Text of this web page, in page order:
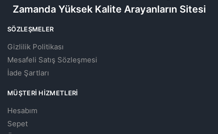
Zamanda Yüksek Kalite Arayanların Sitesi
SÖZLEŞMELER
Gizlilik Politikası
Mesafeli Satış Sözleşmesi
İade Şartları
MÜŞTERI HIZMETLERI
Hesabım
Sepet